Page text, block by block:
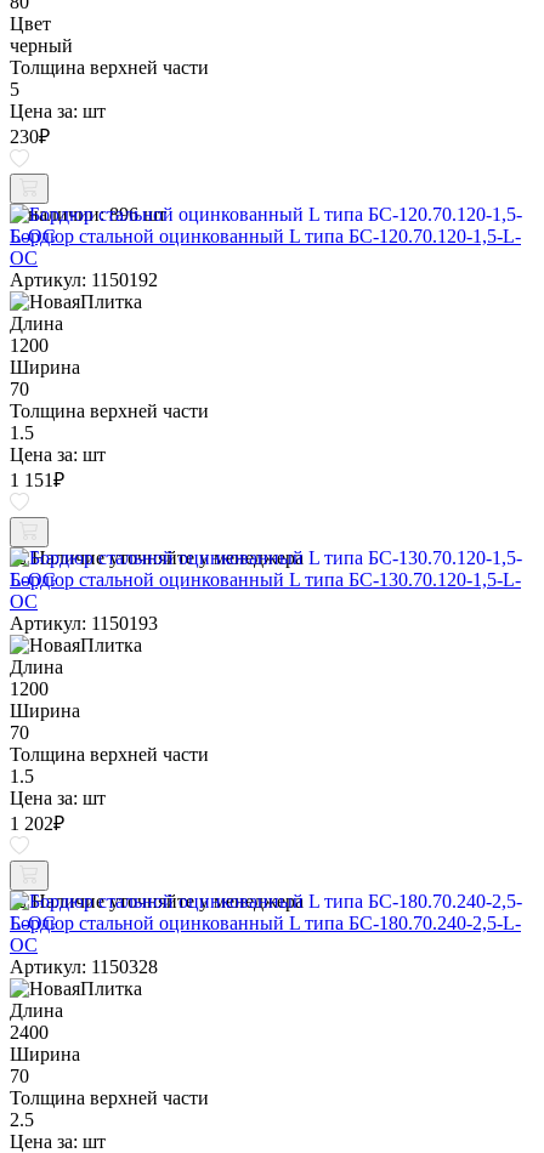
Цвет
черный
Толщина верхней части
5
Цена за: шт
230₽
В наличии: 896 шт
Бордюр стальной оцинкованный L типа БС-120.70.120-1,5-L-
ОС
Артикул: 1150192
Длина
1200
Ширина
70
Толщина верхней части
1.5
Цена за: шт
1 151₽
Наличие уточняйте у менеджера
Бордюр стальной оцинкованный L типа БС-130.70.120-1,5-L-
ОС
Артикул: 1150193
Длина
1200
Ширина
70
Толщина верхней части
1.5
Цена за: шт
1 202₽
Наличие уточняйте у менеджера
Бордюр стальной оцинкованный L типа БС-180.70.240-2,5-L-
ОС
Артикул: 1150328
Длина
2400
Ширина
70
Толщина верхней части
2.5
Цена за: шт